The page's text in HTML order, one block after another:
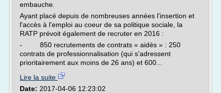
embauche.
Ayant placé depuis de nombreuses années l'insertion et
l'accès à l'emploi au coeur de sa politique sociale, la
RATP prévoit également de recruter en 2016 :
- 850 recrutements de contrats « aidés » : 250
contrats de professionnalisation (qui s'adressent
prioritairement aux moins de 26 ans) et 600...
Lire la suite
Date: 2017-04-06 12:23:02